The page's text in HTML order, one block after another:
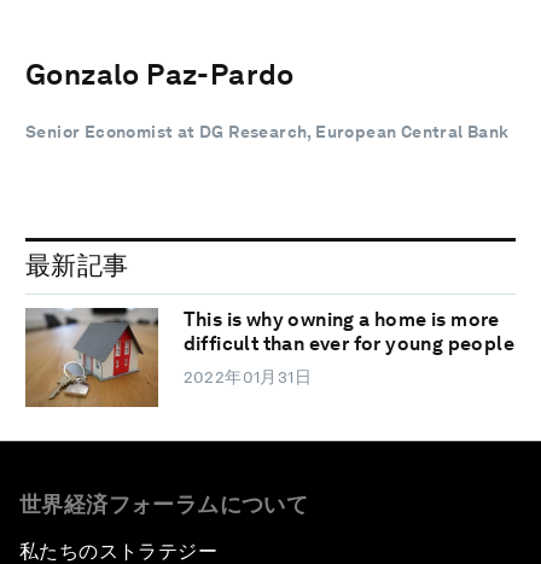
Gonzalo Paz-Pardo
Senior Economist at DG Research, European Central Bank
最新記事
This is why owning a home is more
difficult than ever for young people
2022年01月31日
世界経済フォーラムについて
私たちのストラテジー